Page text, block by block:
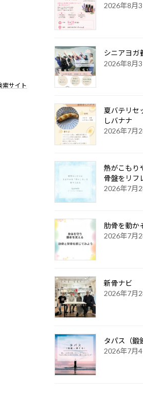
索サイト
2026年8月
シニアヨガ
2026年8月
夏バテリ
しバナナ
2026年7月
熱がこもり
骨盤をリフ
2026年7月
肋骨を動か
2026年7月
新骨ナビ
2026年7月
タパス（鍛
2026年7月